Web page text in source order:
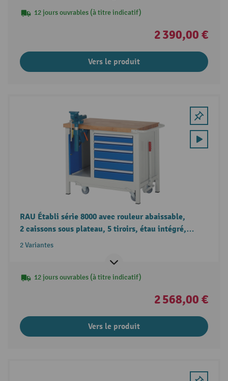
12 jours ouvrables (à titre indicatif)
2 390,00 €
Vers le produit
RAU Établi série 8000 avec rouleur abaissable,
2 caissons sous plateau, 5 tiroirs, étau intégré,
hauteur 880 mm
2 Variantes
12 jours ouvrables (à titre indicatif)
2 568,00 €
Vers le produit